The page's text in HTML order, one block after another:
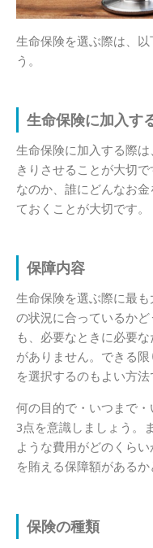
生命保険を選ぶ際は、
う。
生命保険に加入す
生命保険に加入する際
きりさせることが大切
なのか、誰にどんなお
ておくことが大切です。
保障内容
生命保険を選ぶ際に最
の状況に合っているか
も、必要なときに必要
がありません。できる
を選択するのもよい方法
何の目的で・いつまで
3点を意識しましょう。
ような費用がどのくら
を賄える保障額があるか
保険の種類